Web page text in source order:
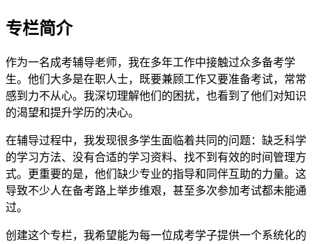
专栏简介
作为一名成考辅导老师，我在多年工作中接触过众多备考学
生。他们大多是在职人士，既要兼顾工作又要准备考试，常常
感到力不从心。我深切理解他们的困扰，也看到了他们对知识
的渴望和提升学历的决心。
在辅导过程中，我发现很多学生面临着共同的问题：缺乏科学
的学习方法、没有合适的学习资料、找不到有效的时间管理方
式。更重要的是，他们缺少专业的指导和同伴互助的力量。这
导致不少人在备考路上举步维艰，甚至多次参加考试都未能通
过。
创建这个专栏，我希望能为每一位成考学子提供一个系统化的